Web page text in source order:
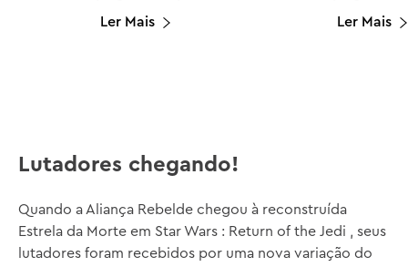
Ler Mais Ler Mais
Lutadores chegando!
Quando a Aliança Rebelde chegou à reconstruída
Estrela da Morte em Star Wars : Return of the Jedi , seus
lutadores foram recebidos por uma nova variação do